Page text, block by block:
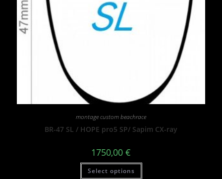
montage custom beachrace
BR-47 SL / HOPE pro5 SP/ Sapim CX-ray
1750,00 €
Select options